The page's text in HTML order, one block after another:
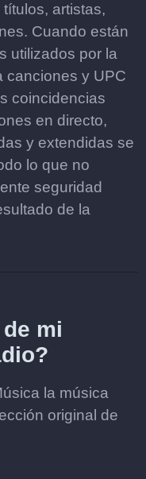
artistas,
Cuando están
utilizados por la
canciones y UPC
coincidencias
en directo,
y extendidas se
lo que no
seguridad
de la
mi
la música
original de